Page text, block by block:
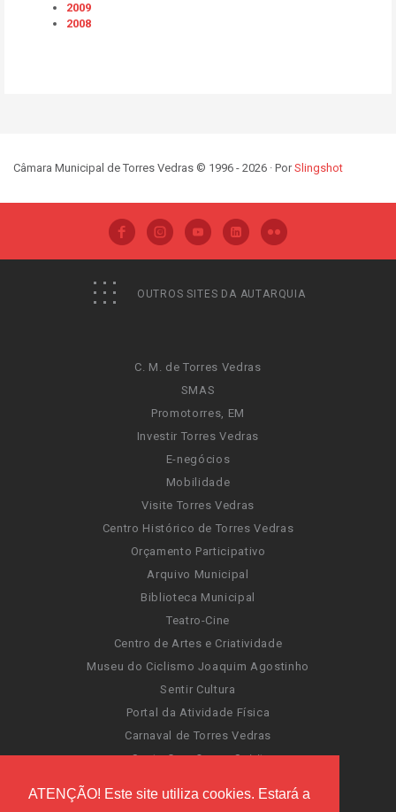
ATENÇÃO! Este site utiliza cookies. Estará a
2009
2008
Câmara Municipal de Torres Vedras © 1996 - 2026 · PorSlingshot
OUTROS SITES DA AUTARQUIA
C. M. de Torres Vedras
SMAS
Promotorres, EM
Investir Torres Vedras
E-negócios
Mobilidade
Visite Torres Vedras
Centro Histórico de Torres Vedras
Orçamento Participativo
Arquivo Municipal
Biblioteca Municipal
Teatro-Cine
Centro de Artes e Criatividade
Museu do Ciclismo Joaquim Agostinho
Sentir Cultura
Portal da Atividade Física
Carnaval de Torres Vedras
Santa Cruz Ocean Spirit